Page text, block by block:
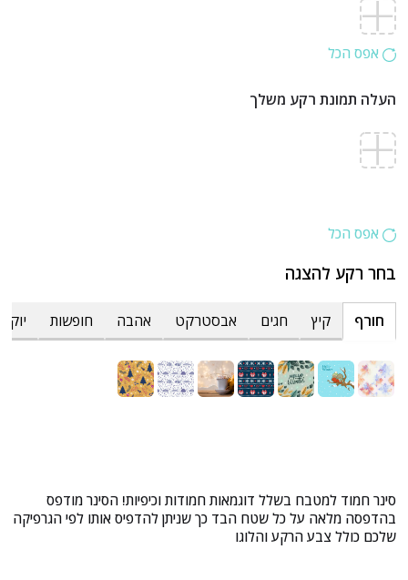
אפס הכל
העלה תמונת רקע משלך
אפס הכל
בחר רקע להצגה
חורף קיץ חגים אבסטרקט אהבה חופשות
סינר חמוד למטבח בשלל דוגמאות חמודות וכיפיות! הסינר מודפס
בהדפסה מלאה על כל שטח הבד כך שניתן להדפיס אותו לפי הגרפיקה
שלכם כולל צבע הרקע והלוגו